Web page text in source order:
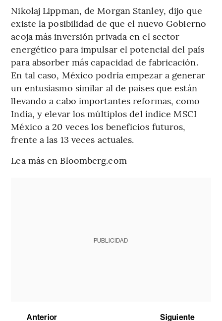
Nikolaj Lippman, de Morgan Stanley, dijo que
existe la posibilidad de que el nuevo Gobierno
acoja más inversión privada en el sector
energético para impulsar el potencial del país
para absorber más capacidad de fabricación.
En tal caso, México podría empezar a generar
un entusiasmo similar al de países que están
llevando a cabo importantes reformas, como
India, y elevar los múltiplos del índice MSCI
México a 20 veces los beneficios futuros,
frente a las 13 veces actuales.
Lea más en Bloomberg.com
PUBLICIDAD
Anterior Siguiente